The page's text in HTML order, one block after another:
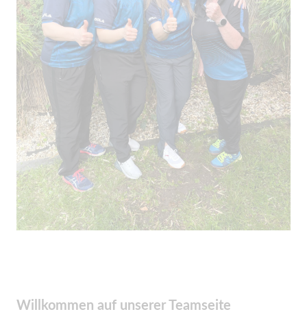
Willkommen auf unserer Teamseite